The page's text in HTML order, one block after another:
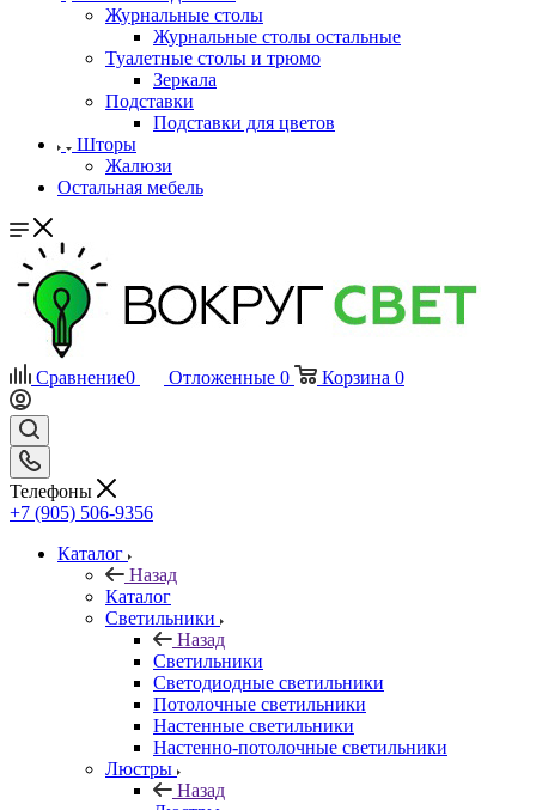
Журнальные столы
Журнальные столы остальные
Туалетные столы и трюмо
Зеркала
Подставки
Подставки для цветов
Шторы
Жалюзи
Остальная мебель
Сравнение0 Отложенные 0 Корзина 0
Телефоны
+7 (905) 506-9356
Каталог
Назад
Каталог
Светильники
Назад
Светильники
Светодиодные светильники
Потолочные светильники
Настенные светильники
Настенно-потолочные светильники
Люстры
Назад